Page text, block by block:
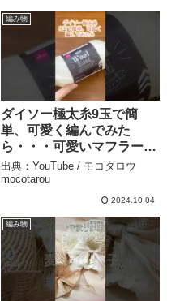
編み物
ダイソー極太糸9玉で簡
単、可愛く編んでみた
ら・・・可愛いマフラーで
きました。かぎ針編み – モ
コタロウmocotarou
出典：YouTube / モコタロウ
mocotarou
2024.10.04
編み物